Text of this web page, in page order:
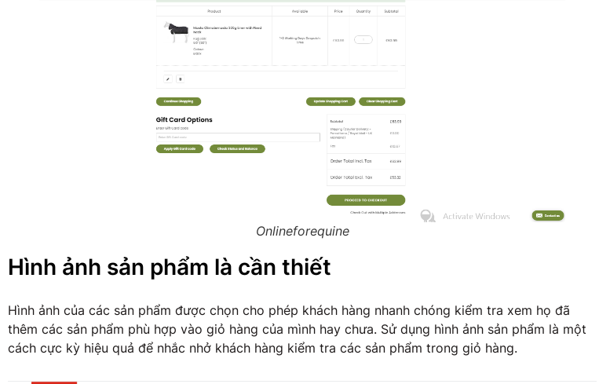
Onlineforequine
Hình ảnh sản phẩm là cần thiết
Hình ảnh của các sản phẩm được chọn cho phép khách hàng nhanh chóng kiểm tra xem họ đã
thêm các sản phẩm phù hợp vào giỏ hàng của mình hay chưa. Sử dụng hình ảnh sản phẩm là một
cách cực kỳ hiệu quả để nhắc nhở khách hàng kiểm tra các sản phẩm trong giỏ hàng.